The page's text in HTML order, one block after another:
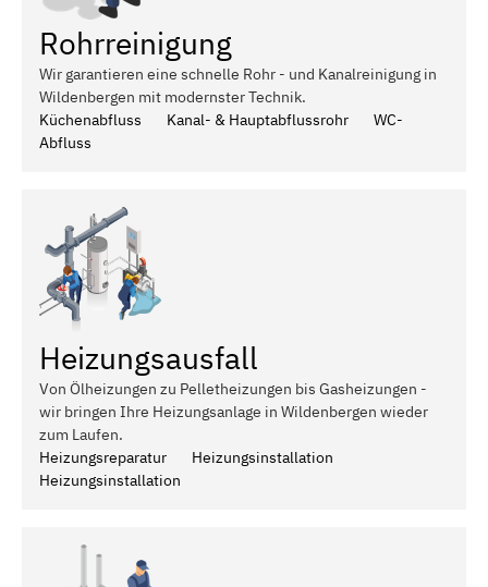
Rohrreinigung
Wir garantieren eine schnelle Rohr - und Kanalreinigung in
Wildenbergen mit modernster Technik.
Küchenabfluss
Kanal- & Hauptabflussrohr
WC-
Abfluss
Heizungsausfall
Von Ölheizungen zu Pelletheizungen bis Gasheizungen -
wir bringen Ihre Heizungsanlage in Wildenbergen wieder
zum Laufen.
Heizungsreparatur
Heizungsinstallation
Heizungsinstallation